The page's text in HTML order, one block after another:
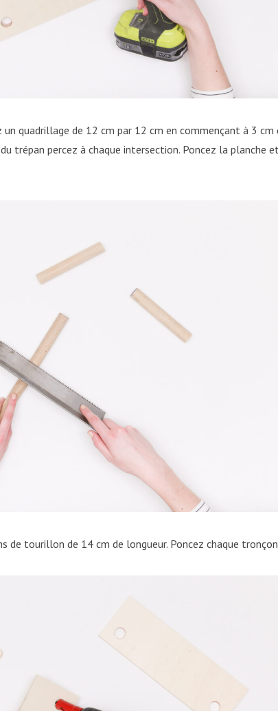
quadrillage de 12 cm par 12 cm en commençant à 3 cm
trépan percez à chaque intersection. Poncez la planche
de tourillon de 14 cm de longueur. Poncez chaque